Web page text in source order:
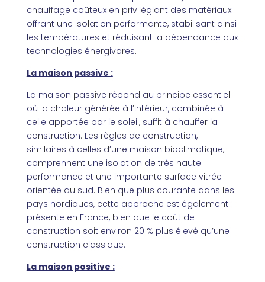
chauffage coûteux en privilégiant des matériaux
offrant une isolation performante, stabilisant ainsi
les températures et réduisant la dépendance aux
technologies énergivores.
La maison passive :
La maison passive répond au principe essentiel
où la chaleur générée à l’intérieur, combinée à
celle apportée par le soleil, suffit à chauffer la
construction. Les règles de construction,
similaires à celles d’une maison bioclimatique,
comprennent une isolation de très haute
performance et une importante surface vitrée
orientée au sud. Bien que plus courante dans les
pays nordiques, cette approche est également
présente en France, bien que le coût de
construction soit environ 20 % plus élevé qu’une
construction classique.
La maison positive :